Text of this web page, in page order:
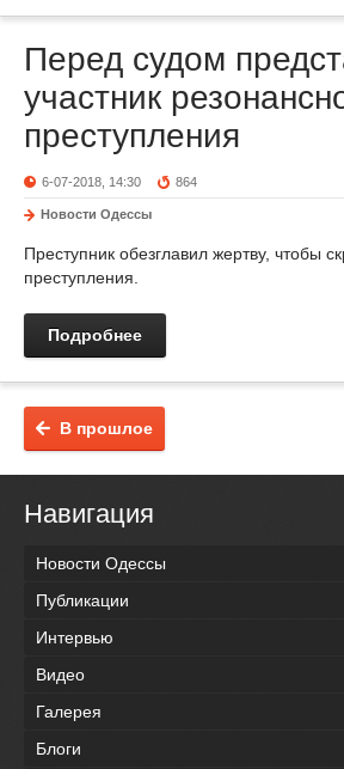
Перед судом
участник
преступления
6-07-2018, 14:30 864
Новости Одессы
Преступник обезглавил жертву, чтобы
преступления.
Подробнее
В прошлое
Навигация
Новости Одессы
Публикации
Интервью
Видео
Галерея
Блоги